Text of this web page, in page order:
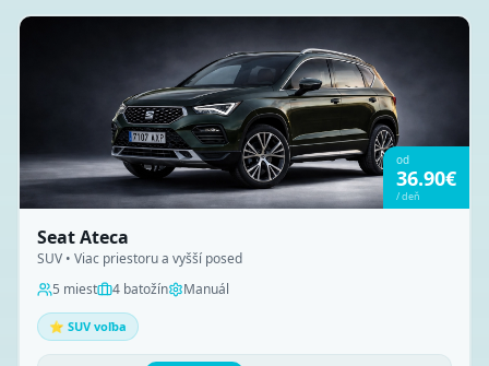
od
36.90€
/deň
Seat Ateca
SUV • Viac priestoru a vyšší posed
5 miest 4 batožín Manuál
⭐ SUV voľba